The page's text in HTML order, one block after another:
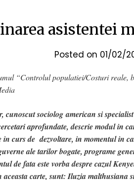
asistentei
Posted on 01/02/
“Controlul populatiei/Costuri reale,
cunoscut sociolog american si
aprofundate, descrie modul in
in curs de dezvoltare, in momentul in
ale tarilor bogate, programe
de fata este vorba despre cazul
carte, sunt: Iluzia